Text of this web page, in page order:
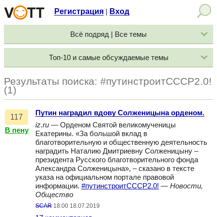
Регистрация Вход
Всё подряд | Все темы
Топ-10 и самые обсуждаемые темы
Результаты поиска: #путинстроитСССР2.0!
(1)
117
В пену
Путин наградил вдову Солженицына орденом.
iz.ru — Орденом Святой великомученицы
Екатерины. «За большой вклад в
благотворительную и общественную деятельность
наградить Наталию Дмитриевну Солженицыну –
президента Русского благотворительного фонда
Александра Солженицына», – сказано в тексте
указа на официальном портале правовой
информации. #путинстроитСССР2.0! — Новости,
Общество
SCAR 18:00 18.07.2019